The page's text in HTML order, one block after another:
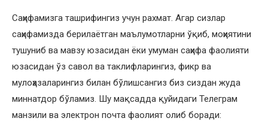
Саҳифамизга ташрифингиз учун рахмат. Агар сизлар
саҳифамизда берилаётган маълумотларни ўқиб, моҳиятини
тушуниб ва мавзу юзасидан ёки умуман саҳифа фаолияти
юзасидан ўз савол ва таклифларингиз, фикр ва
мулоҳазаларингиз билан бўлишсангиз биз сиздан жуда
миннатдор бўламиз. Шу мақсадда қуйидаги Телеграм
манзили ва электрон почта фаолият олиб боради: